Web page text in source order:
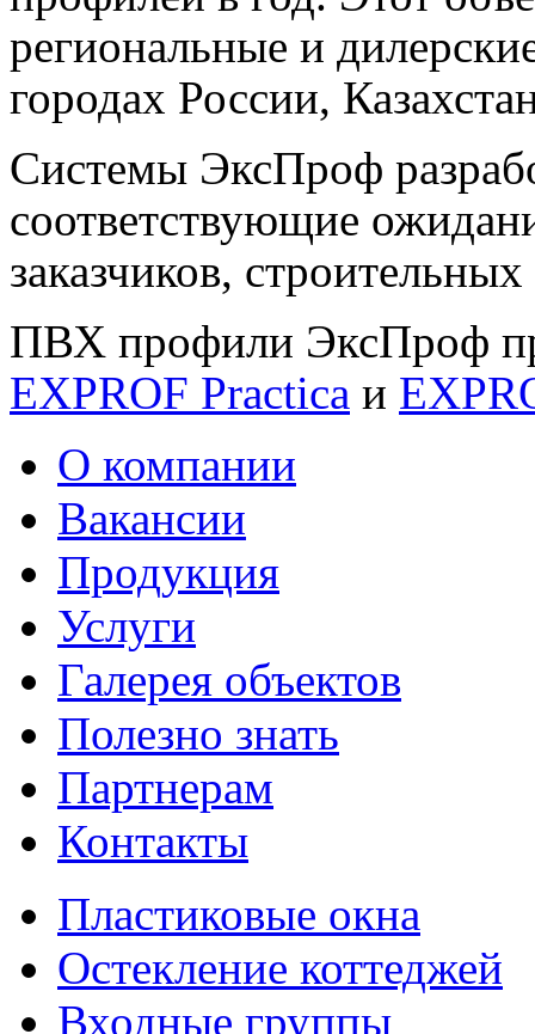
региональные и
городах России,
Системы ЭксПроф
соответствующие
заказчиков,
ПВХ профили ЭксПроф
EXPROF Practica и
О компании
Вакансии
Продукция
Услуги
Галерея объектов
Полезно знать
Партнерам
Контакты
Пластиковые окна
Остекление коттеджей
Входные группы